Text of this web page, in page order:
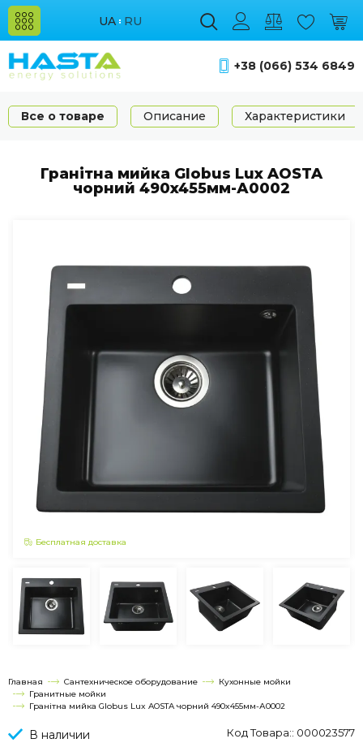
UA RU
+38 (066) 534 6849
Все о товаре Описание Характеристики
Гранітна мийка Globus Lux AOSTA
чорний 490x455мм-А0002
Бесплатная доставка
Главная Сантехническое оборудование
Кухонные мойки
Гранитные мойки
Гранітна мийка Globus Lux AOSTA чорний 490x455мм-А0002
В наличии Код Товара:: 000023577